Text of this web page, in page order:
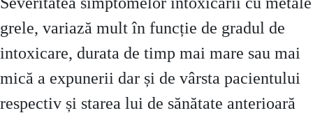
grele, variază mult în funcție de gradul de
intoxicare, durata de timp mai mare sau mai
mică a expunerii dar și de vârsta pacientului
respectiv și starea lui de sănătate anterioară